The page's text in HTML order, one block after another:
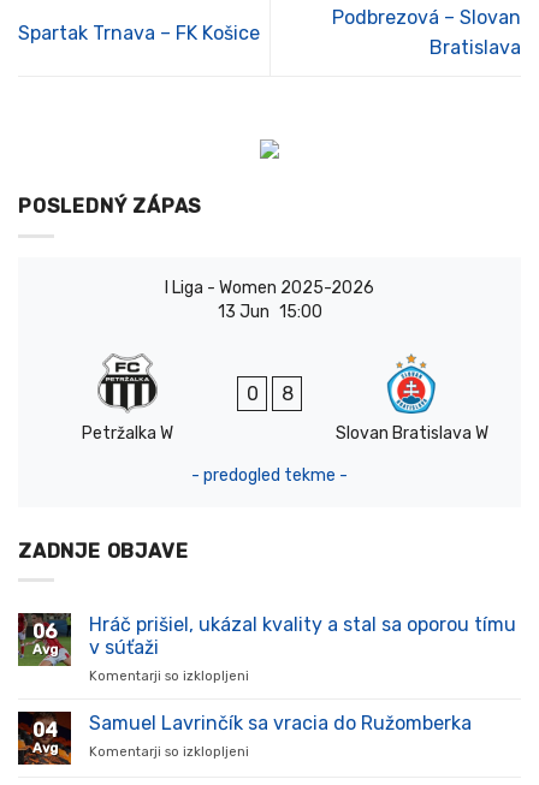
Spartak Trnava – FK Košice
Podbrezová – Slovan
Bratislava
POSLEDNÝ ZÁPAS
I Liga - Women 2025-2026
13 Jun 15:00
Petržalka W
0 8
Slovan Bratislava W
- predogled tekme -
ZADNJE OBJAVE
06
Avg
Hráč prišiel, ukázal kvality a stal sa oporou tímu
v súťaži
Komentarji so izklopljeni
prišiel,
04
Avg
Samuel Lavrinčík sa vracia do Ružomberka
Komentarji so izklopljeni